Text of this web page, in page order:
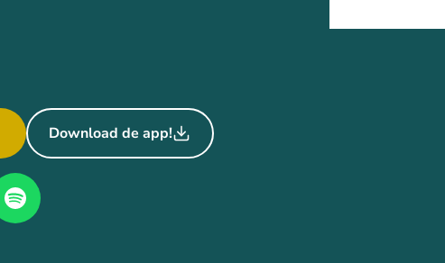
Download de app!